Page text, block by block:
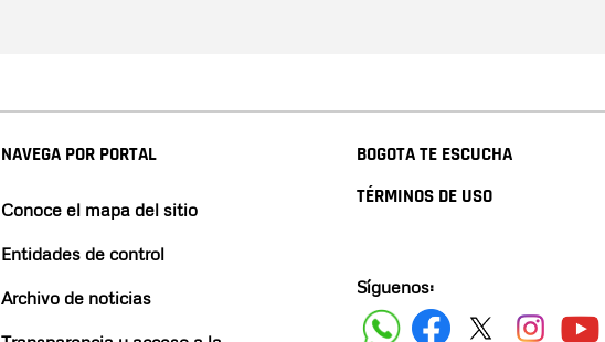
NAVEGA POR PORTAL
Conoce el mapa del sitio
Entidades de control
Archivo de noticias
BOGOTA TE ESCUCHA
TÉRMINOS DE USO
Síguenos: